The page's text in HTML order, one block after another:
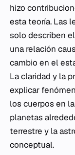
hizo
esta teoría. Las
solo describen
una relación
cambio en el
La claridad y la
explicar
los cuerpos en
planetas
terrestre y la
conceptual.